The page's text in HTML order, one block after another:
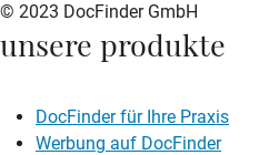
© 2023 DocFinder GmbH
unsere produkte
DocFinder für Ihre Praxis
Werbung auf DocFinder